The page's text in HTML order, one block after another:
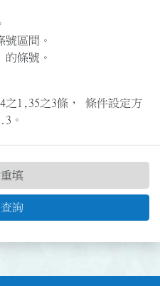
區間。
條號。
1,35之3條， 條件設定方
。
詢
填